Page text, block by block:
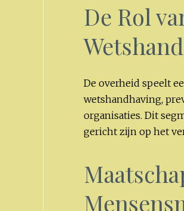
De Rol
De overheid speelt
wetshandhaving,
organisaties. Dit
gericht zijn op het